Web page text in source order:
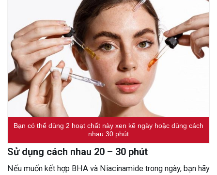
Bạn có thể dùng 2 hoạt chất này xen kẽ ngày hoặc dùng cách
nhau 30 phút
Sử dụng cách nhau 20 – 30 phút
Nếu muốn kết hợp BHA và Niacinamide trong ngày, bạn hãy